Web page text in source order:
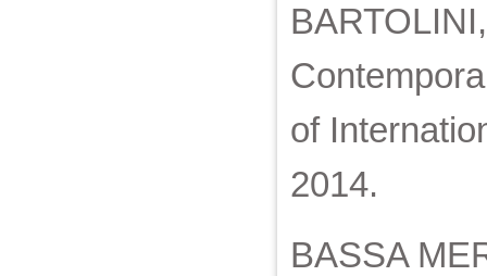
of
2014.
BASSA